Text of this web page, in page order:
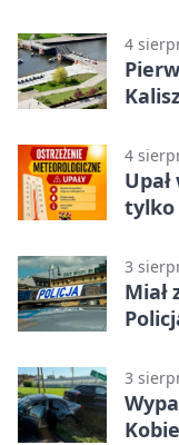
4
4
tylko
3
Miał
3